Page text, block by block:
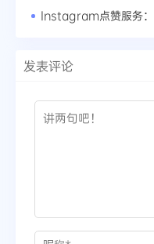
Instagram点赞服务：
发表评论